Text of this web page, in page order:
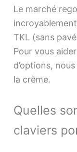
Le marché
TKL (sans
Pour vous
d’options,
la crème.
Quelles
claviers